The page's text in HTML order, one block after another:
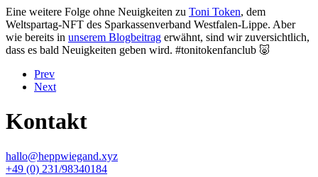
Eine weitere Folge ohne Neuigkeiten zu Toni Token, dem
Weltspartag-NFT des Sparkassenverband Westfalen-Lippe. Aber
wie bereits in unserem Blogbeitrag erwähnt, sind wir zuversichtlich,
dass es bald Neuigkeiten geben wird. #tonitokenfanclub 🐷
Prev
Next
Kontakt
hallo@heppwiegand.xyz
+49 (0) 231/98340184